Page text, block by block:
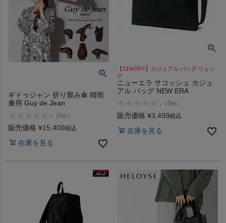
ギドゥジャン 折り畳み傘 晴雨
兼用 Guy de Jean
- （0件 ）
販売価格 ¥15,400税込
在庫を見る
【11%OFF】カジュアル バッグ リュッ
ク
ニューエラ サコッシュ カジュ
アル バッグ NEW ERA
- （0件 ）
販売価格 ¥3,499税込
在庫を見る